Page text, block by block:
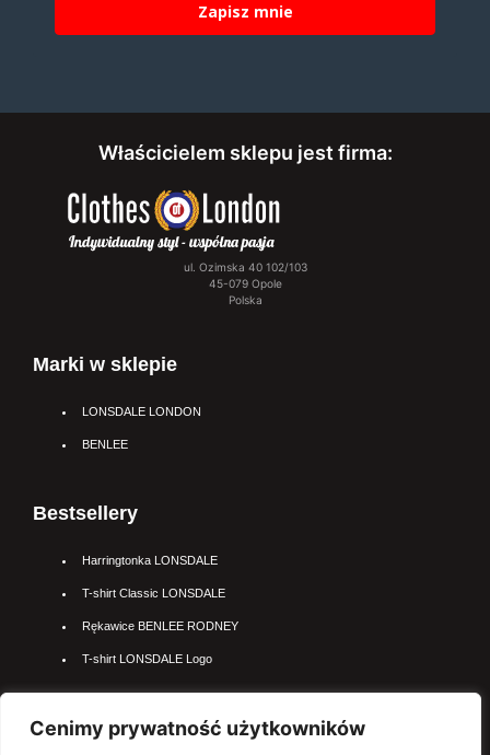
Cenimy prywatność użytkowników
Zapisz mnie
Właścicielem sklepu jest firma:
ul. Ozimska 40 102/103
45-079 Opole
Polska
Marki w sklepie
LONSDALE LONDON
BENLEE
Bestsellery
Harringtonka LONSDALE
T-shirt Classic LONSDALE
Rękawice BENLEE RODNEY
T-shirt LONSDALE Logo
Najpopularniejsze kateogrie